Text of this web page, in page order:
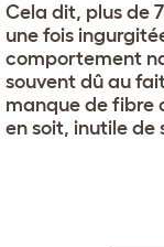
Cela dit, plus de
une fois
comportement
souvent dû au
manque de fibre
en soit, inutile de